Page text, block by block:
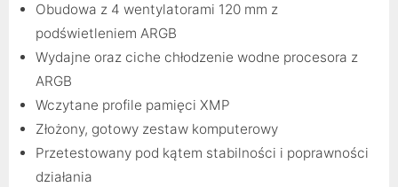
Obudowa z 4 wentylatorami 120 mm z
podświetleniem ARGB
Wydajne oraz ciche chłodzenie wodne procesora z
ARGB
Wczytane profile pamięci XMP
Złożony, gotowy zestaw komputerowy
Przetestowany pod kątem stabilności i poprawności
działania